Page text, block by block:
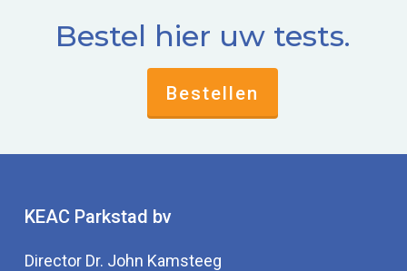
Bestel hier uw tests.
Bestellen
KEAC Parkstad bv
Director Dr. John Kamsteeg